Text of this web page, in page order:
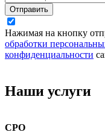
Отправить
Нажимая на кнопку
обработки
конфиденциальности
Наши услуги
СРО